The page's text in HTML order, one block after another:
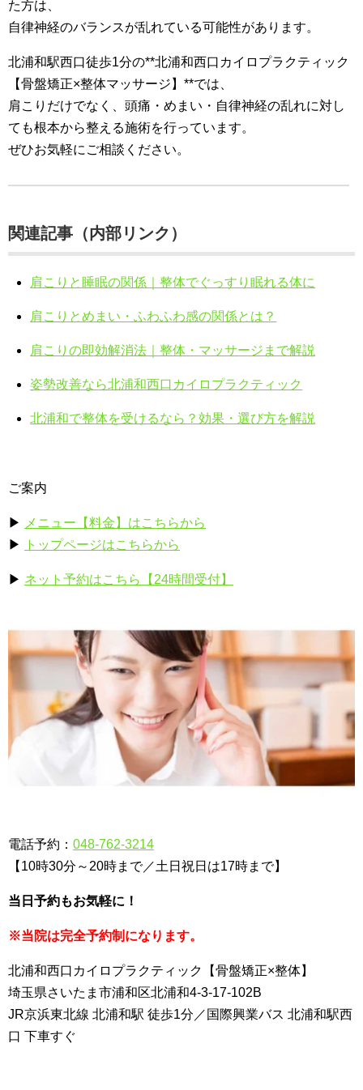
た方は、
自律神経のバランスが乱れている可能性があります。
北浦和駅西口徒歩1分の**北浦和西口カイロプラクティック
【骨盤矯正×整体マッサージ】**では、
肩こりだけでなく、頭痛・めまい・自律神経の乱れに対し
ても根本から整える施術を行っています。
ぜひお気軽にご相談ください。
関連記事（内部リンク）
肩こりと睡眠の関係｜整体でぐっすり眠れる体に
肩こりとめまい・ふわふわ感の関係とは？
肩こりの即効解消法｜整体・マッサージまで解説
姿勢改善なら北浦和西口カイロプラクティック
北浦和で整体を受けるなら？効果・選び方を解説
ご案内
▶
メニュー【料金】はこちらから
▶
トップページはこちらから
▶ ネット予約はこちら【24時間受付】
電話予約： 048-762-3214
【10時30分～20時まで／土日祝日は17時まで】
当日予約もお気軽に！
※当院は完全予約制になります。
北浦和西口カイロプラクティック【骨盤矯正×整体】
埼玉県さいたま市浦和区北浦和4-3-17-102B
JR京浜東北線 北浦和駅 徒歩1分／国際興業バス 北浦和駅西
口 下車すぐ